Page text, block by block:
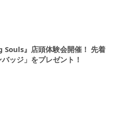
Souls』店頭体験会開催！ 先着
ッジ」をプレゼント！